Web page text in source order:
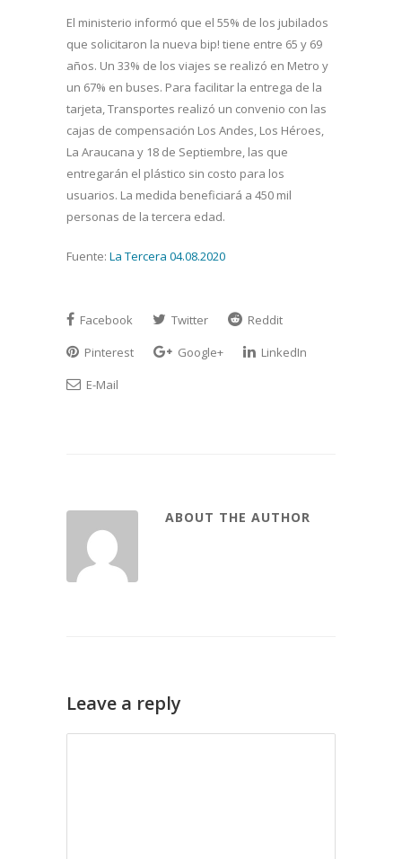
El ministerio informó que el 55% de los jubilados
que solicitaron la nueva bip! tiene entre 65 y 69
años. Un 33% de los viajes se realizó en Metro y
un 67% en buses. Para facilitar la entrega de la
tarjeta, Transportes realizó un convenio con las
cajas de compensación Los Andes, Los Héroes,
La Araucana y 18 de Septiembre, las que
entregarán el plástico sin costo para los
usuarios. La medida beneficiará a 450 mil
personas de la tercera edad.
Fuente: La Tercera 04.08.2020
Facebook Twitter
Reddit
Pinterest
Google+
LinkedIn
E-Mail
ABOUT THE AUTHOR
Leave a reply